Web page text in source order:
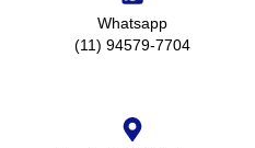
Whatsapp
(11) 94579-7704